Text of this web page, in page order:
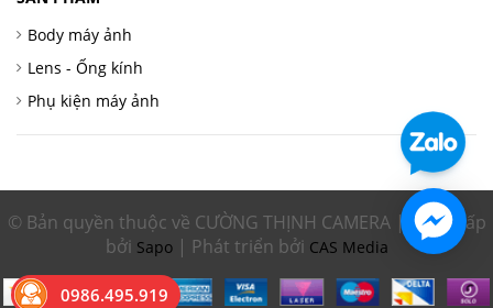
Body máy ảnh
Lens - Ống kính
Phụ kiện máy ảnh
© Bản quyền thuộc về CƯỜNG THỊNH CAMERA | Cung cấp
bởi Sapo| Phát triển bởi CAS Media
0986.495.919